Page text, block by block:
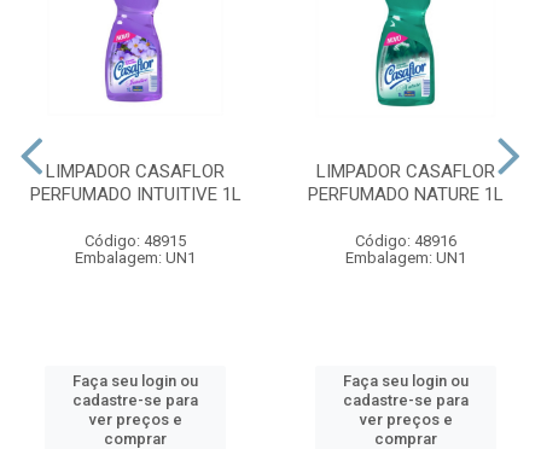
LIMPADOR CASAFLOR
PERFUMADO INTUITIVE 1L
Código: 48915
Embalagem: UN1
Faça seu login ou
cadastre-se para
ver preços e
comprar
LIMPADOR CASAFLOR
PERFUMADO NATURE 1L
Código: 48916
Embalagem: UN1
Faça seu login ou
cadastre-se para
ver preços e
comprar